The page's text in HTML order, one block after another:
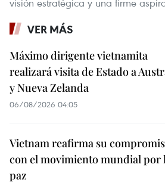
visión estratégica y una firme
VER MÁS
Máximo dirigente vietnamita
realizará visita de Estado a
y Nueva Zelanda
06/08/2026 04:05
Vietnam reafirma su
con el movimiento mundial por
paz